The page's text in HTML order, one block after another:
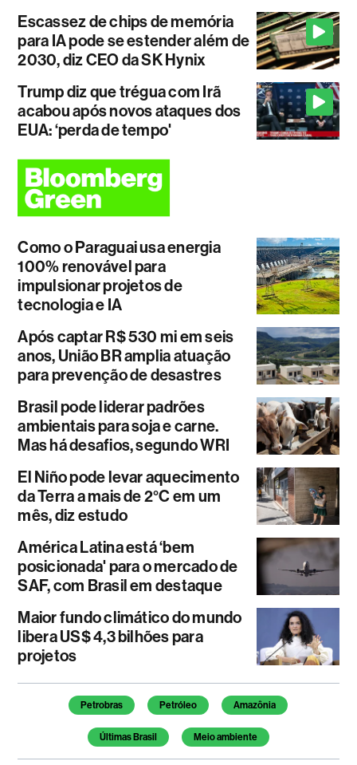
Escassez de chips de memória
para IA pode se estender além de
2030, diz CEO da SK Hynix
Trump diz que trégua com Irã
acabou após novos ataques dos
EUA: ‘perda de tempo'
Como o Paraguai usa energia
100% renovável para
impulsionar projetos de
tecnologia e IA
Após captar R$ 530 mi em seis
anos, União BR amplia atuação
para prevenção de desastres
Brasil pode liderar padrões
ambientais para soja e carne.
Mas há desafios, segundo WRI
El Niño pode levar aquecimento
da Terra a mais de 2°C em um
mês, diz estudo
América Latina está ‘bem
posicionada' para o mercado de
SAF, com Brasil em destaque
Maior fundo climático do mundo
libera US$ 4,3 bilhões para
projetos
Temas deste artigo
Petrobras Petróleo Amazônia
Últimas Brasil Meio ambiente